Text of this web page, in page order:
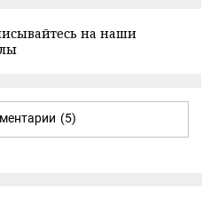
на наши
(5)